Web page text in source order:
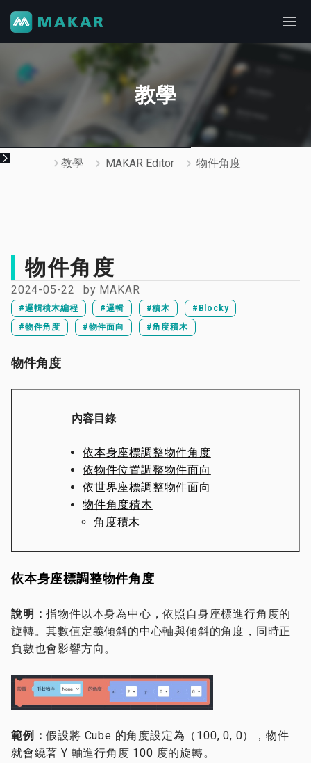
教學
教學 MAKAR Editor 物件角度
物件角度
2024-05-22 by MAKAR
#邏輯積木編程 #邏輯 #積木
#Blocky
#物件角度
#物件面向 #角度積木
物件角度
內容目錄
依本身座標調整物件角度
依物件位置調整物件面向
依世界座標調整物件面向
物件角度積木
角度積木
依本身座標調整物件角度
說明：指物件以本身為中心，依照自身座標進行角度的
旋轉。其數值定義傾斜的中心軸與傾斜的角度，同時正
負數也會影響方向。
範例：假設將 Cube 的角度設定為（100, 0, 0），物件
就會繞著 Y 軸進行角度 100 度的旋轉。